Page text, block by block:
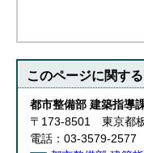
このページに関する
都市整備部 建築指導
〒173-8501 東京都
電話：03-3579-